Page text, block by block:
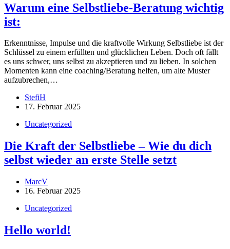
Warum eine Selbstliebe-Beratung wichtig
ist:
Erkenntnisse, Impulse und die kraftvolle Wirkung Selbstliebe ist der
Schlüssel zu einem erfüllten und glücklichen Leben. Doch oft fällt
es uns schwer, uns selbst zu akzeptieren und zu lieben. In solchen
Momenten kann eine coaching/Beratung helfen, um alte Muster
aufzubrechen,…
StefiH
17. Februar 2025
Uncategorized
Die Kraft der Selbstliebe – Wie du dich
selbst wieder an erste Stelle setzt
MarcV
16. Februar 2025
Uncategorized
Hello world!